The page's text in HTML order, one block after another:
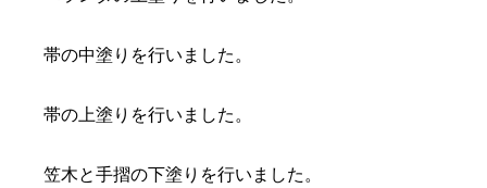
帯の中塗りを行いました。
帯の上塗りを行いました。
笠木と手摺の下塗りを行いました。